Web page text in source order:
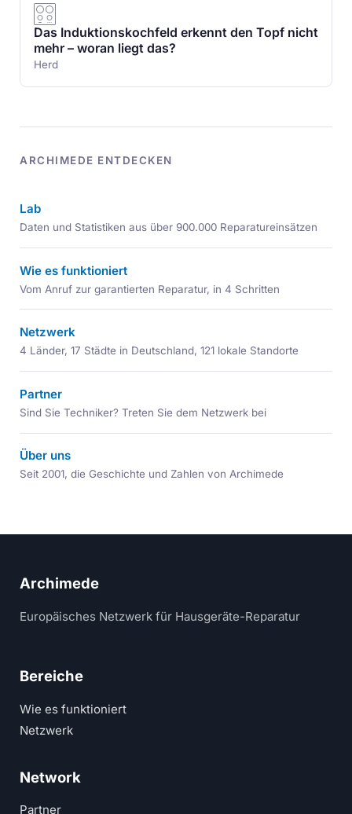
Das Induktionskochfeld erkennt den Topf nicht
mehr – woran liegt das?
Herd
ARCHIMEDE ENTDECKEN
Lab
Daten und Statistiken aus über 900.000 Reparatureinsätzen
Wie es funktioniert
Vom Anruf zur garantierten Reparatur, in 4 Schritten
Netzwerk
4 Länder, 17 Städte in Deutschland, 121 lokale Standorte
Partner
Sind Sie Techniker? Treten Sie dem Netzwerk bei
Über uns
Seit 2001, die Geschichte und Zahlen von Archimede
Archimede
Europäisches Netzwerk für Hausgeräte-Reparatur
Bereiche
Wie es funktioniert
Netzwerk
Network
Partner